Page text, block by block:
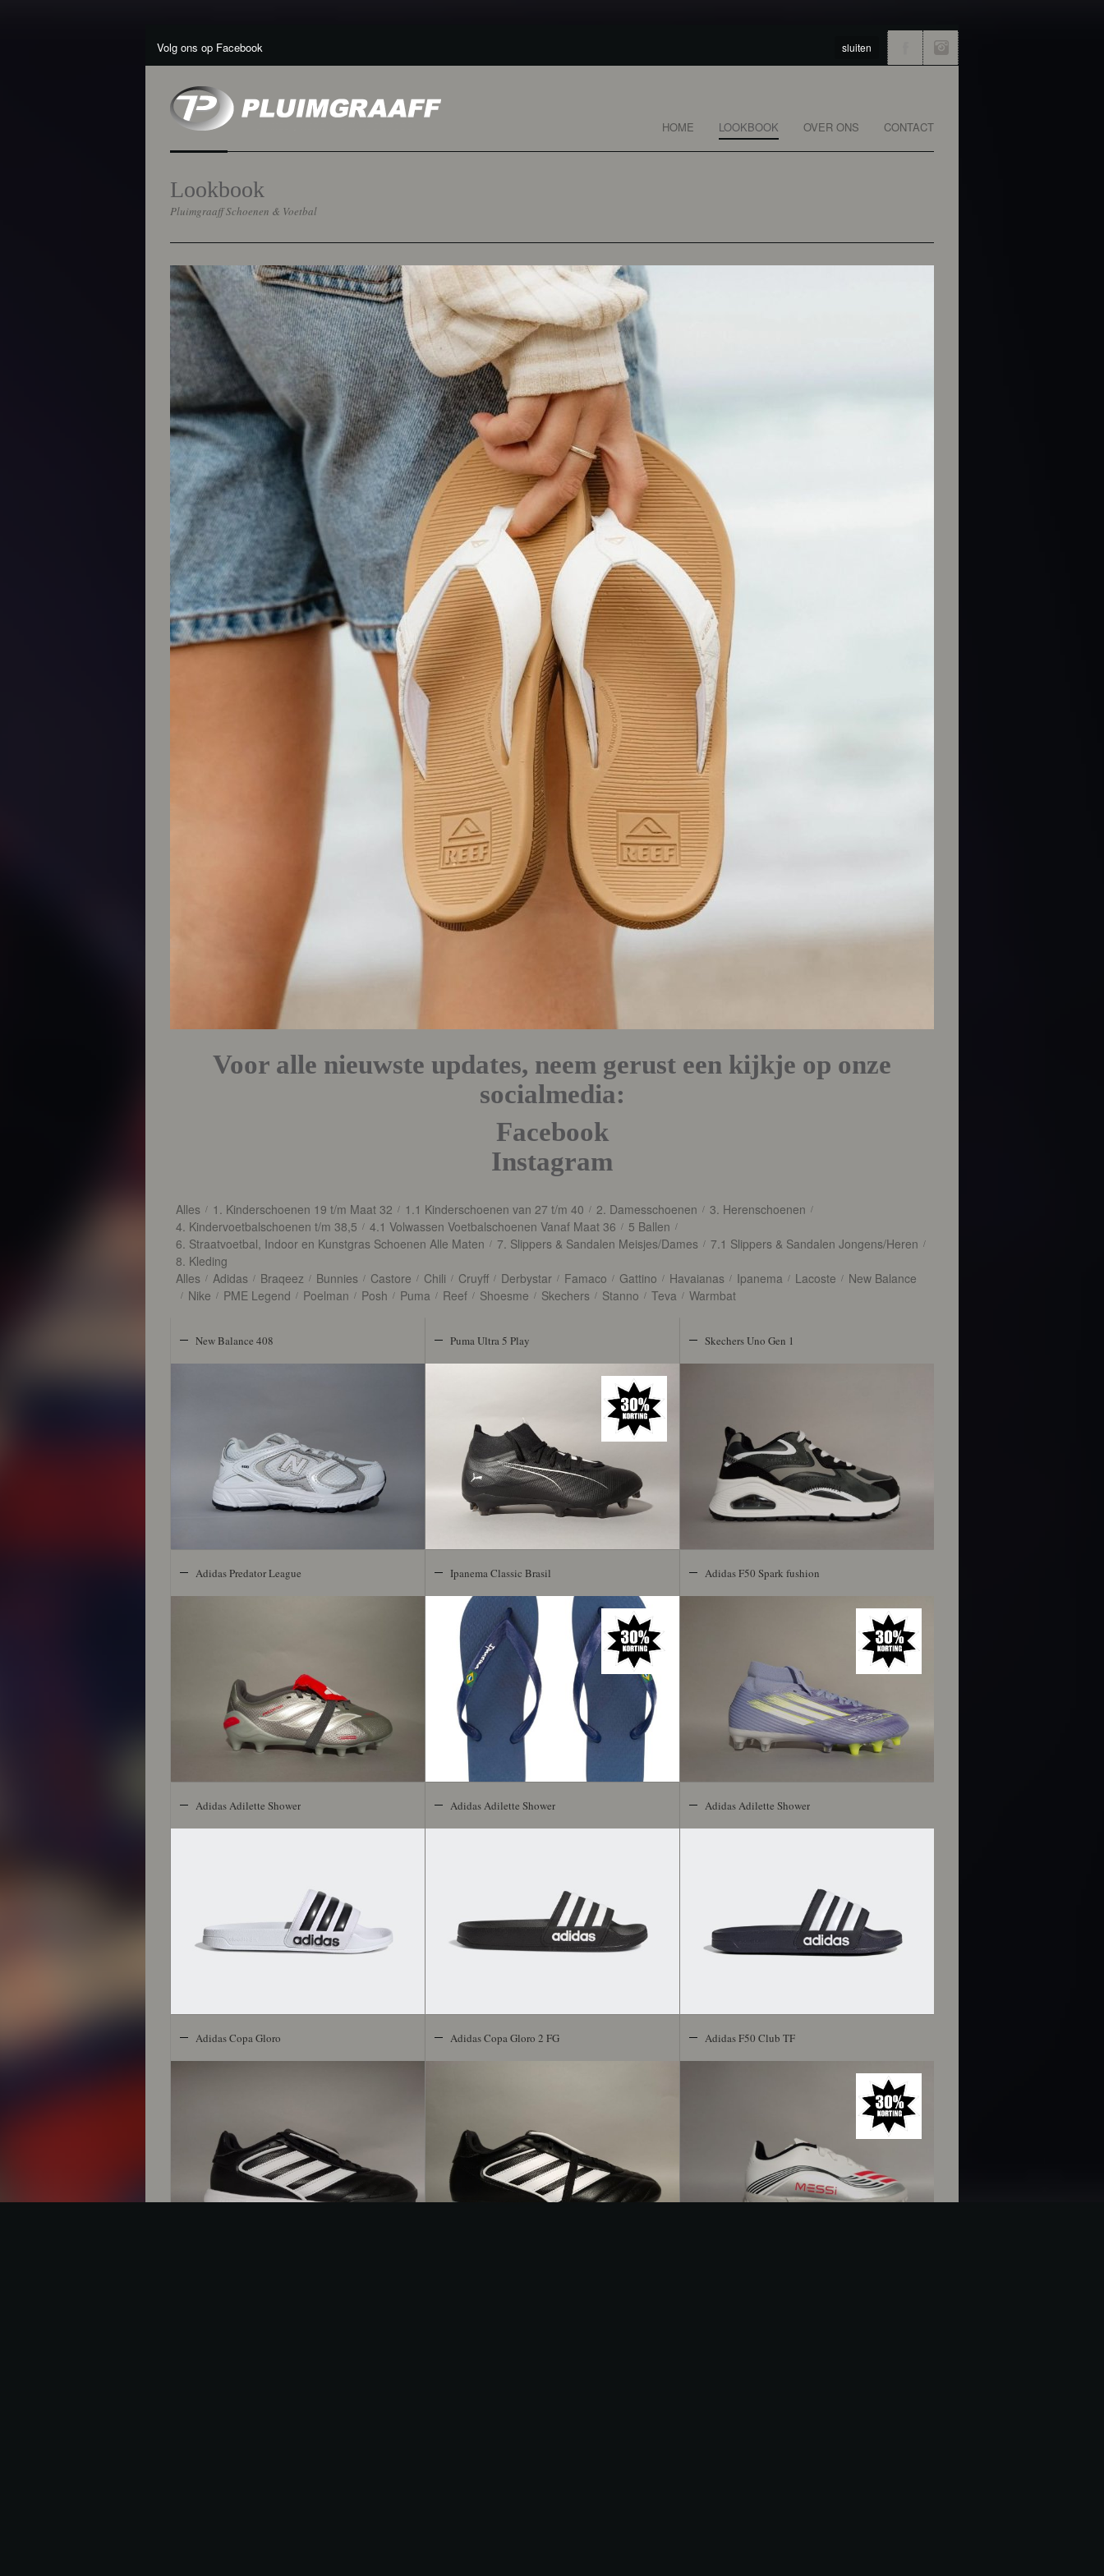
Volg ons op Facebook sluiten
HOME LOOKBOOK OVER ONS CONTACT
Lookbook
Pluimgraaff Schoenen & Voetbal
Voor alle nieuwste updates, neem gerust een kijkje op onze
socialmedia:
Facebook
Instagram
Alles / 1. Kinderschoenen 19 t/m Maat 32 / 1.1 Kinderschoenen van 27 t/m 40 / 2. Damesschoenen / 3. Herenschoenen /
4. Kindervoetbalschoenen t/m 38,5 / 4.1 Volwassen Voetbalschoenen Vanaf Maat 36 / 5 Ballen /
6. Straatvoetbal, Indoor en Kunstgras Schoenen Alle Maten / 7. Slippers & Sandalen Meisjes/Dames / 7.1 Slippers & Sandalen Jongens/Heren /
8. Kleding
Alles / Adidas / Braqeez / Bunnies / Castore / Chili / Cruyff / Derbystar / Famaco / Gattino / Havaianas / Ipanema / Lacoste / New Balance
/ Nike / PME Legend / Poelman / Posh / Puma / Reef / Shoesme / Skechers / Stanno / Teva / Warmbat
New Balance 408 Puma Ultra 5 Play Skechers Uno Gen 1
Adidas Predator League Ipanema Classic Brasil Adidas F50 Spark fushion
Adidas Adilette Shower Adidas Adilette Shower Adidas Adilette Shower
Adidas Copa Gloro Adidas Copa Gloro 2 FG Adidas F50 Club TF